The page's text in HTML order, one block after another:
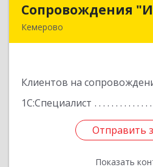
Сопровождения
Кемерово
Клиентов на
1С:Специалист
Отправить
Показать
Отправить
Назад